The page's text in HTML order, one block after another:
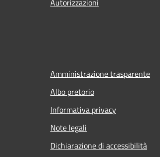
Amministrazione trasparente
Albo pretorio
Informativa privacy
Note legali
Dichiarazione di accessibilità